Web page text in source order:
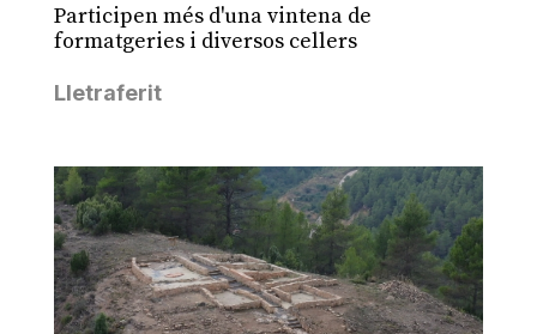
Participen més d'una vintena de
formatgeries i diversos cellers
Lletraferit